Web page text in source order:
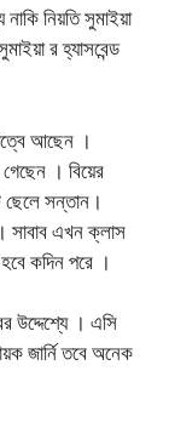
নিয়তি সুমাইয়া
র হ্যাসবেন্ড
আছেন ।
। বিয়ের
সন্তান।
সাবাব এখন ক্লাস
কদিন পরে ।
উদ্দেশ্যে । এসি
জার্নি তবে অনেক